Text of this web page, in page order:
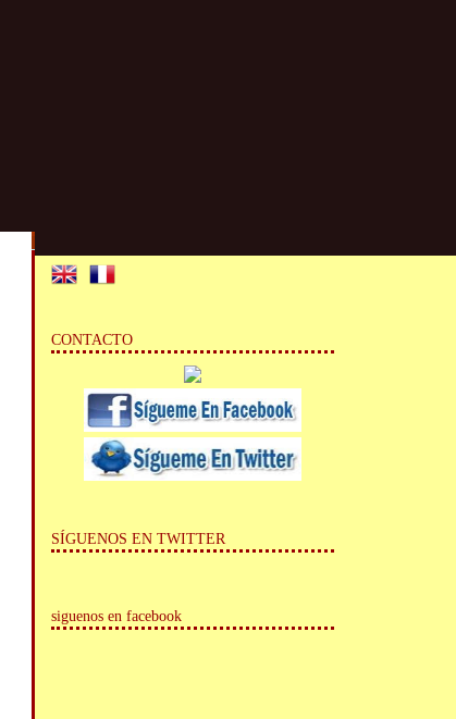
CONTACTO
SÍGUENOS EN TWITTER
siguenos en facebook